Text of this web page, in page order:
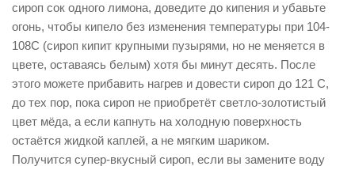
сироп сок одного лимона, доведите до кипения и убавьте
огонь, чтобы кипело без изменения температуры при 104-
108С (сироп кипит крупными пузырями, но не меняется в
цвете, оставаясь белым) хотя бы минут десять. После
этого можете прибавить нагрев и довести сироп до 121 С,
до тех пор, пока сироп не приобретёт светло-золотистый
цвет мёда, а если капнуть на холодную поверхность
остаётся жидкой каплей, а не мягким шариком.
Получится супер-вкусный сироп, если вы замените воду